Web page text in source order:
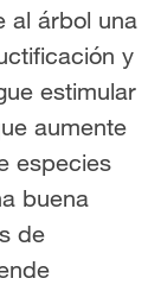
al árbol una
y
estimular
aumente
especies
buena
de